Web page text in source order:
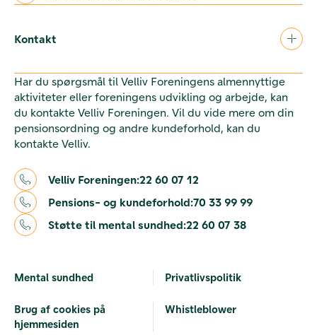
Kontakt
Har du spørgsmål til Velliv Foreningens almennyttige
aktiviteter eller foreningens udvikling og arbejde, kan
du kontakte Velliv Foreningen. Vil du vide mere om din
pensionsordning og andre kundeforhold, kan du
kontakte Velliv.
Velliv Foreningen:22 60 07 12
Pensions- og kundeforhold:70 33 99 99
Støtte til mental sundhed:22 60 07 38
Mental sundhed Privatlivspolitik
Brug af cookies på
hjemmesiden
Whistleblower